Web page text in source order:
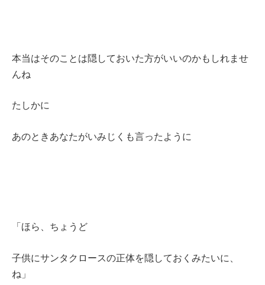
本当はそのことは隠しておいた方がいいのかもしれませ
んね
たしかに
あのときあなたがいみじくも言ったように
「ほら、ちょうど
子供にサンタクロースの正体を隠しておくみたいに、
ね」